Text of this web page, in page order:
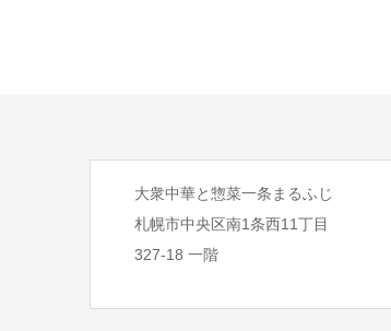
大衆中華と惣菜一条まるふじ
札幌市中央区南1条西11丁目
327-18 一階